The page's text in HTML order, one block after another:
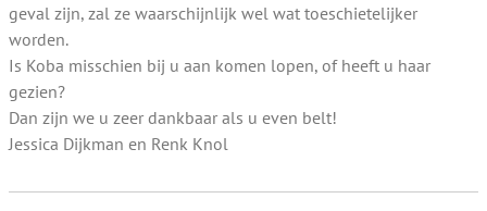
geval zijn, zal ze waarschijnlijk wel wat toeschietelijker
worden.
Is Koba misschien bij u aan komen lopen, of heeft u haar
gezien?
Dan zijn we u zeer dankbaar als u even belt!
Jessica Dijkman en Renk Knol